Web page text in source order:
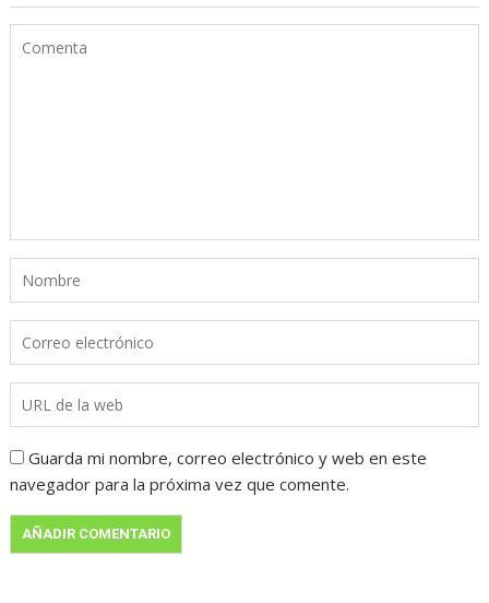
Guarda mi nombre, correo electrónico y web en este
navegador para la próxima vez que comente.